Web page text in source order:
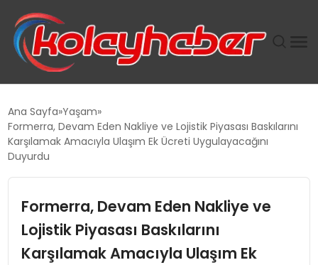
SUWEN’IN İSTIHDAM MODELI EKONOMIDE KADIN
GÜCÜNÜBÜYÜTÜYOR
BÜYÜTTÜ
TOROSLAR’DA PAZAR GERGİNLİĞİ!
Ana Sayfa Yaşam
Formerra, Devam Eden Nakliye ve Lojistik Piyasası Baskılarını
Karşılamak Amacıyla Ulaşım Ek Ücreti Uygulayacağını
Duyurdu
Formerra, Devam Eden Nakliye ve
Lojistik Piyasası Baskılarını
Karşılamak Amacıyla Ulaşım Ek